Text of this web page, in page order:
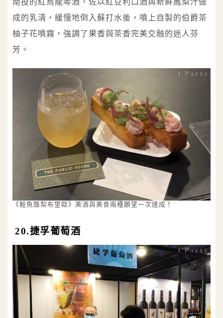
南投的紅烏龍琴酒，佐以紅豆利口酒與新鮮鳳梨汁做
成的乳清，緩慢地倒入蘇打水後，噴上自製的伯爵茶
柚子花噴霧，強調了果香與茶香完美交融的迷人芬
芳。
《鮭魚酪梨布里歐》美酒與美食兩種願望一次達成！
20.捷孚葡萄酒